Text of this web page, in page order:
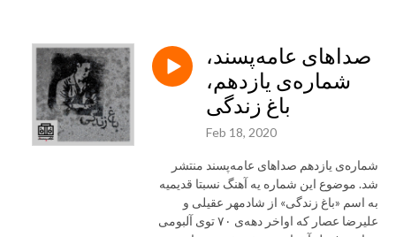
صداهای عامه‌پسند،
شماره‌ی یازدهم،
باغ زندگی
Feb 18, 2020
شماره‌ی یازدهم صداهای عامه‌پسند منتشر
شد. موضوع این شماره یه آهنگ نسبتا قدیمیه
به اسم «باغ زندگی» از شادمهر عقیلی و
علیرضا عصار که اواخر دهه‌ی ۷۰ توی آلبومی